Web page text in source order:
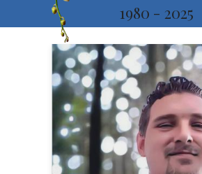
1980 - 2025